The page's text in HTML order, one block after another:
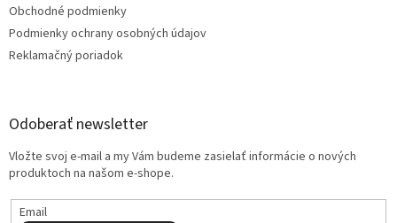
Obchodné podmienky
Podmienky ochrany osobných údajov
Reklamačný poriadok
Odoberať newsletter
Vložte svoj e-mail a my Vám budeme zasielať informácie o nových
produktoch na našom e-shope.
Email